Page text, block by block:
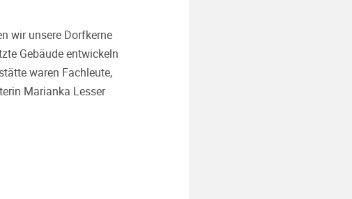
wir unsere Dorfkerne
Gebäude entwickeln
waren Fachleute,
Marianka Lesser